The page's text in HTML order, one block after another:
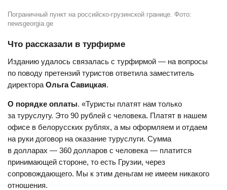
Пограничный пункт на российско-грузинской границе. Фото:
newsgeorgia.ge
Что рассказали в турфирме
Изданию удалось связалась с турфирмой — на вопросы
по поводу претензий туристов ответила заместитель
директора Ольга Савицкая.
О порядке оплаты. «Туристы платят нам только
за туруслугу. Это 90 рублей с человека. Платят в нашем
офисе в белорусских рублях, а мы оформляем и отдаем
на руки договор на оказание туруслуги. Сумма
в долларах — 360 долларов с человека — платится
принимающей стороне, то есть Грузии, через
сопровождающего. Мы к этим деньгам не имеем никакого
отношения.